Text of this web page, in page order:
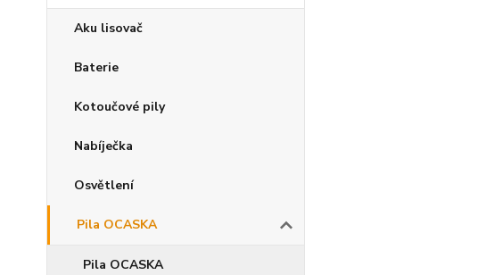
Aku lisovač
Baterie
Kotoučové pily
Nabíječka
Osvětlení
Pila OCASKA
Pila OCASKA